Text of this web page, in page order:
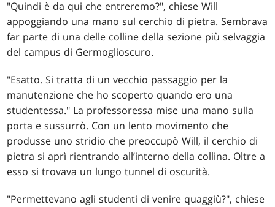
"Quindi è da qui che entreremo?", chiese Will
appoggiando una mano sul cerchio di pietra. Sembrava
far parte di una delle colline della sezione più selvaggia
del campus di Germoglioscuro.
"Esatto. Si tratta di un vecchio passaggio per la
manutenzione che ho scoperto quando ero una
studentessa." La professoressa mise una mano sulla
porta e sussurrò. Con un lento movimento che
produsse uno stridio che preoccupò Will, il cerchio di
pietra si aprì rientrando all’interno della collina. Oltre a
esso si trovava un lungo tunnel di oscurità.
"Permettevano agli studenti di venire quaggiù?", chiese